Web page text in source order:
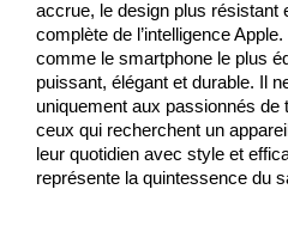
accrue, le design plus résistant
complète de l’intelligence Apple.
comme le smartphone le plus
puissant, élégant et durable. Il
uniquement aux passionnés de
ceux qui recherchent un
leur quotidien avec style et
représente la quintessence du